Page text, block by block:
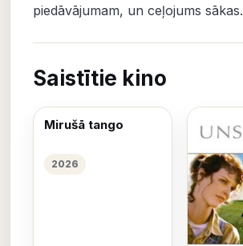
piedāvājumam, un ceļojums sākas.
Saistītie kino
Mirušā tango
2026